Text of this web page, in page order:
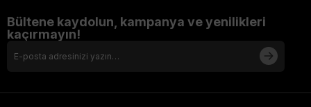
Bültene kaydolun, kampanya ve yenilikleri
kaçırmayın!